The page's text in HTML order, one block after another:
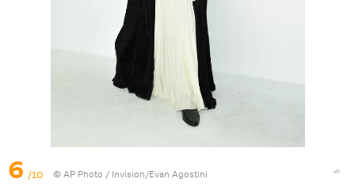
6 /10 © AP Photo / Invision/Evan Agostini